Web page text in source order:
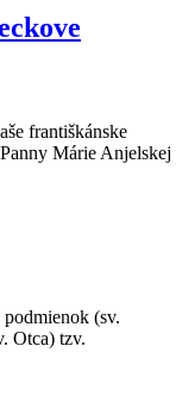
františkánske
Márie Anjelskej
(sv.
Otca) tzv.